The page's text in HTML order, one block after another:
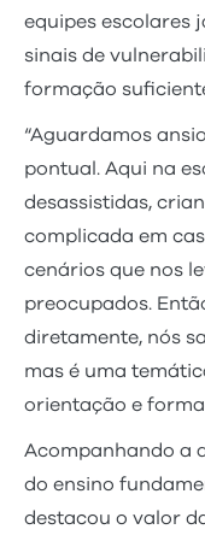
equipes escolares
sinais de
formação
“Aguardamos
pontual. Aqui na
desassistidas,
complicada em
cenários que nos
preocupados.
diretamente, nós
mas é uma
orientação e
Acompanhando a
do ensino
destacou o valor